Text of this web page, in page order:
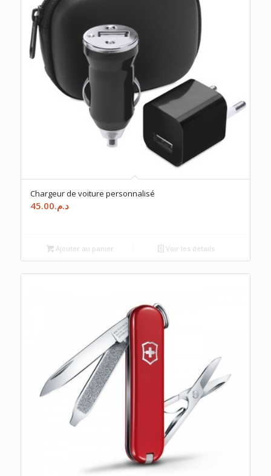
Chargeur de voiture personnalisé
د.م.45.00
Ajouter au panier Voir les détails